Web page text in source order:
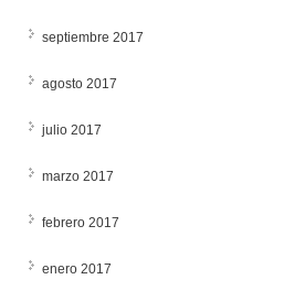
septiembre 2017
agosto 2017
julio 2017
marzo 2017
febrero 2017
enero 2017